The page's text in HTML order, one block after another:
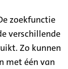
zoekfunctie
verschillende
Zo kunnen
met één van